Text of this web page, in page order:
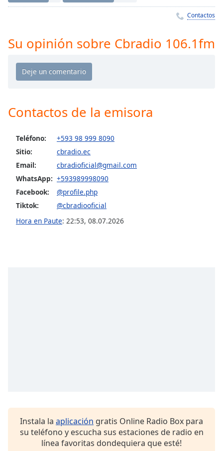
Remaining
Playback
Rate
Chapters
off,
selected
subtitles
settings,
opens
modal
window.
Contactos
Su opinión sobre Cbradio 106.1fm
Contactos de la emisora
Teléfono:
+593 98 999 8090
Sitio:
cbradio.ec
Email:
cbradioficial@gmail.com
WhatsApp: +593989998090
Facebook:
@profile.php
Tiktok:
@cbradiooficial
Hora en Paute: 22:53, 08.07.2026
Instala la aplicación gratis Online Radio Box para
su teléfono y escucha sus estaciones de radio en
línea favoritas dondequiera que esté!